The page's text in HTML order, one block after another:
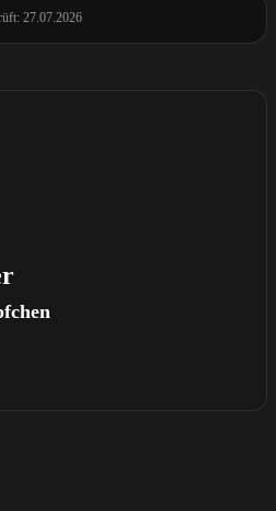
27.07.2026